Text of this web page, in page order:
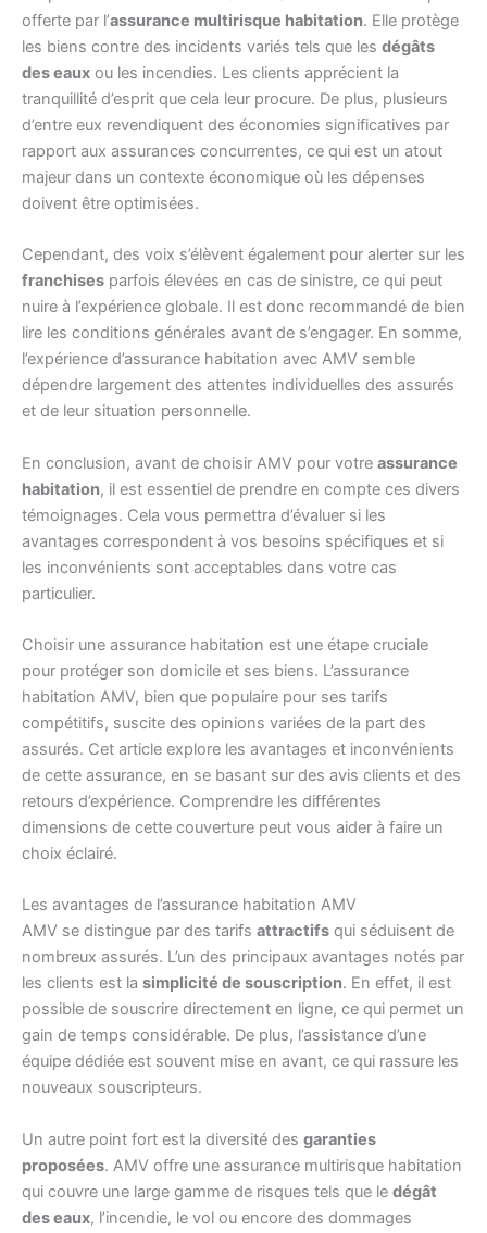
offerte par l’assurance multirisque habitation. Elle protège
les biens contre des incidents variés tels que les dégâts
des eaux ou les incendies. Les clients apprécient la
tranquillité d’esprit que cela leur procure. De plus, plusieurs
d’entre eux revendiquent des économies significatives par
rapport aux assurances concurrentes, ce qui est un atout
majeur dans un contexte économique où les dépenses
doivent être optimisées.
Cependant, des voix s’élèvent également pour alerter sur les
franchises parfois élevées en cas de sinistre, ce qui peut
nuire à l’expérience globale. Il est donc recommandé de bien
lire les conditions générales avant de s’engager. En somme,
l’expérience d’assurance habitation avec AMV semble
dépendre largement des attentes individuelles des assurés
et de leur situation personnelle.
En conclusion, avant de choisir AMV pour votre assurance
habitation, il est essentiel de prendre en compte ces divers
témoignages. Cela vous permettra d’évaluer si les
avantages correspondent à vos besoins spécifiques et si
les inconvénients sont acceptables dans votre cas
particulier.
Choisir une assurance habitation est une étape cruciale
pour protéger son domicile et ses biens. L’assurance
habitation AMV, bien que populaire pour ses tarifs
compétitifs, suscite des opinions variées de la part des
assurés. Cet article explore les avantages et inconvénients
de cette assurance, en se basant sur des avis clients et des
retours d’expérience. Comprendre les différentes
dimensions de cette couverture peut vous aider à faire un
choix éclairé.
Les avantages de l’assurance habitation AMV
AMV se distingue par des tarifs attractifs qui séduisent de
nombreux assurés. L’un des principaux avantages notés par
les clients est la simplicité de souscription. En effet, il est
possible de souscrire directement en ligne, ce qui permet un
gain de temps considérable. De plus, l’assistance d’une
équipe dédiée est souvent mise en avant, ce qui rassure les
nouveaux souscripteurs.
Un autre point fort est la diversité des garanties
proposées. AMV offre une assurance multirisque habitation
qui couvre une large gamme de risques tels que le dégât
des eaux, l’incendie, le vol ou encore des dommages